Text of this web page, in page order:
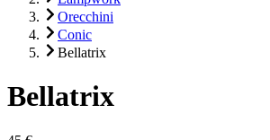
Orecchini
Conic
Bellatrix
Bellatrix